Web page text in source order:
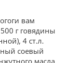
вам
г говядины
4 ст.л.
соевый
масла